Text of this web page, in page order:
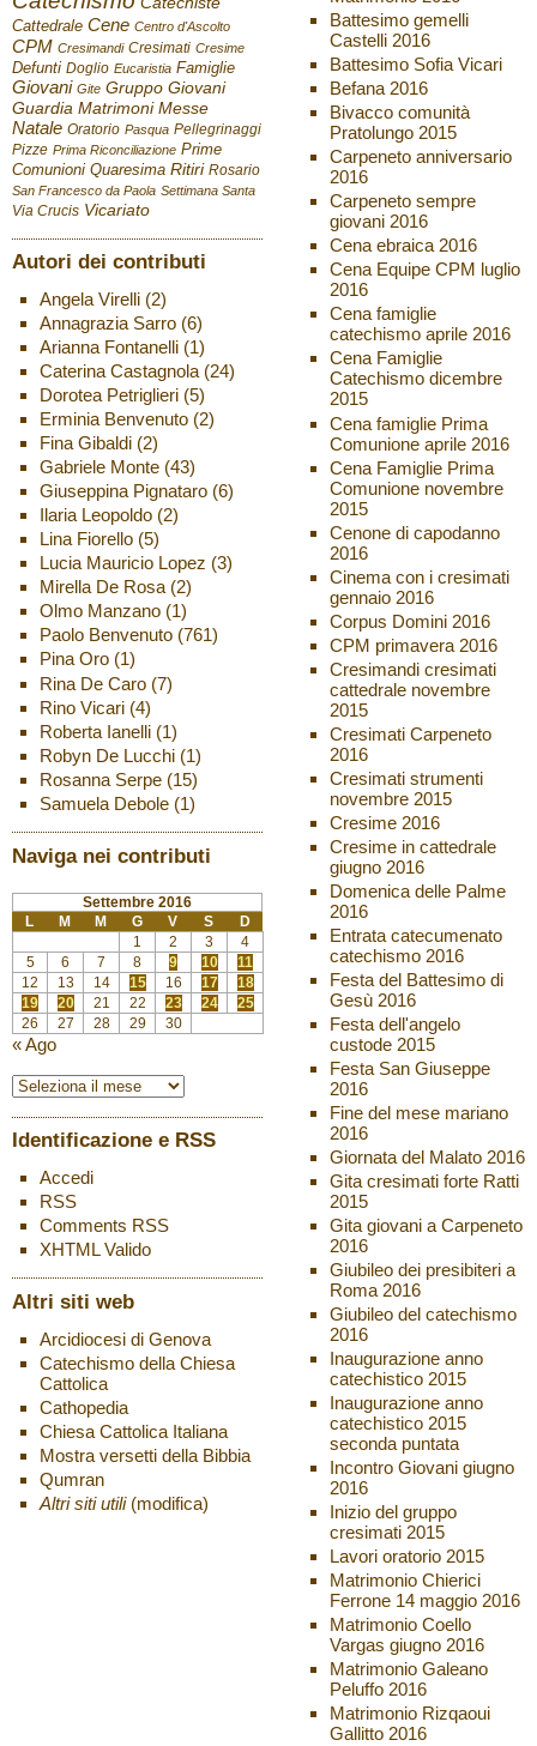
Cattedrale Cene Centro d'Ascolto
CPM Cresimandi Cresimati Cresime
Defunti Doglio Eucaristia Famiglie
Giovani Gite Gruppo Giovani
Guardia Matrimoni Messe
Natale Oratorio Pasqua Pellegrinaggi
Pizze Prima Riconciliazione Prime
Comunioni Quaresima Ritiri Rosario
San Francesco da Paola Settimana Santa
Via Crucis Vicariato
Autori dei contributi
Angela Virelli(2)
Annagrazia Sarro(6)
Arianna Fontanelli(1)
Caterina Castagnola(24)
Dorotea Petriglieri(5)
Erminia Benvenuto(2)
Fina Gibaldi(2)
Gabriele Monte(43)
Giuseppina Pignataro(6)
Ilaria Leopoldo(2)
Lina Fiorello(5)
Lucia Mauricio Lopez (3)
Mirella De Rosa(2)
Olmo Manzano(1)
Paolo Benvenuto(761)
Pina Oro(1)
Rina De Caro(7)
Rino Vicari(4)
Roberta Ianelli(1)
Robyn De Lucchi(1)
Rosanna Serpe(15)
Samuela Debole(1)
Naviga nei contributi
Settembre 2016
L
M M G V S
D
1
2 3
4
5
6 7 8 9 10
11
12
13 14 15 16 17
18
19
20 21 22 23 24
25
26
27 28 29 30
« Ago
Identificazione e RSS
Accedi
RSS
Comments RSS
XHTMLValido
Altri siti web
Arcidiocesi di Genova
Catechismo della Chiesa
Cattolica
Cathopedia
Chiesa Cattolica Italiana
Mostra versetti della Bibbia
Qumran
Altri siti utili (modifica)
Battesimo gemelli
Castelli 2016
Battesimo Sofia Vicari
Befana 2016
Bivacco comunità
Pratolungo 2015
Carpeneto anniversario
2016
Carpeneto sempre
giovani 2016
Cena ebraica 2016
Cena Equipe CPM luglio
2016
Cena famiglie
catechismo aprile 2016
Cena Famiglie
Catechismo dicembre
2015
Cena famiglie Prima
Comunione aprile 2016
Cena Famiglie Prima
Comunione novembre
2015
Cenone di capodanno
2016
Cinema con i cresimati
gennaio 2016
Corpus Domini 2016
CPM primavera 2016
Cresimandi cresimati
cattedrale novembre
2015
Cresimati Carpeneto
2016
Cresimati strumenti
novembre 2015
Cresime 2016
Cresime in cattedrale
giugno 2016
Domenica delle Palme
2016
Entrata catecumenato
catechismo 2016
Festa del Battesimo di
Gesù 2016
Festa dell'angelo
custode 2015
Festa San Giuseppe
2016
Fine del mese mariano
2016
Giornata del Malato 2016
Gita cresimati forte Ratti
2015
Gita giovani a Carpeneto
2016
Giubileo dei presibiteri a
Roma 2016
Giubileo del catechismo
2016
Inaugurazione anno
catechistico 2015
Inaugurazione anno
catechistico 2015
seconda puntata
Incontro Giovani giugno
2016
Inizio del gruppo
cresimati 2015
Lavori oratorio 2015
Matrimonio Chierici
Ferrone 14 maggio 2016
Matrimonio Coello
Vargas giugno 2016
Matrimonio Galeano
Peluffo 2016
Matrimonio Rizqaoui
Gallitto 2016